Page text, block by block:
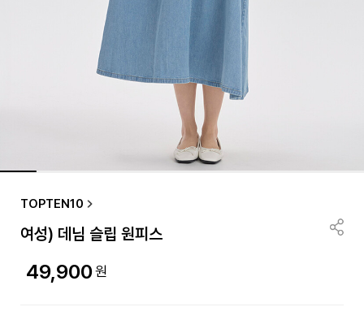
TOPTEN10
여성) 데님 슬립 원피스
49,900원